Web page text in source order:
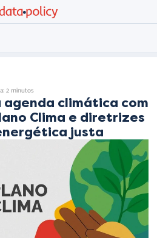
2 minutos
agenda climática com
Clima e diretrizes
justa